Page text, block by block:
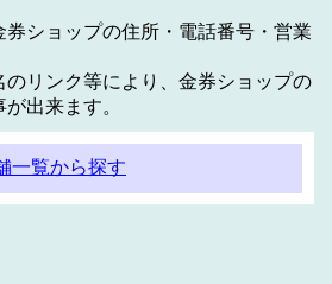
ショップの住所・電話番号・営業
のリンク等により、金券ショップの
出来ます。
一覧から探す